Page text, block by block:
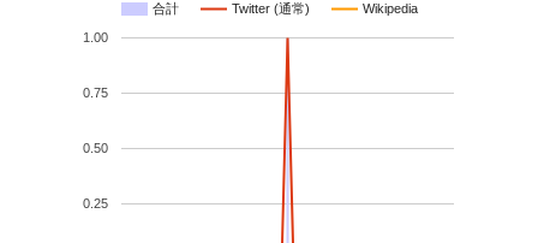
合計 Twitter (通常) Wikipedia
0.25
0.50
0.75
1.00